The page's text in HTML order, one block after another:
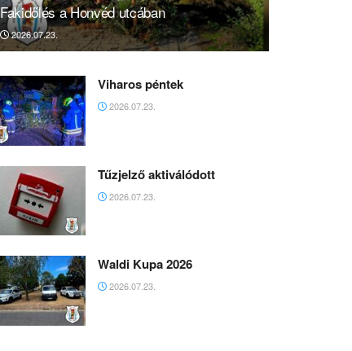
Fakidőlés a Honvéd utcában
2026.07.23.
Viharos péntek
2026.07.23.
Tűzjelző aktiválódott
2026.07.23.
Waldi Kupa 2026
2026.07.23.